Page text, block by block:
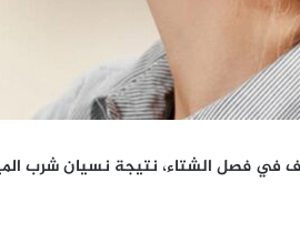
في فصل الشتاء، نتيجة نسيان شرب